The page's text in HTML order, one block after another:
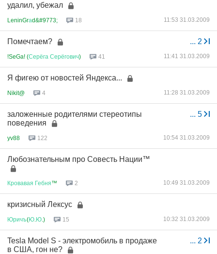
удалил, убежал
LeninGrаd&#9773; 18 11:53 31.03.2009
... 2
Помечтаем?
!SeGa! (Серёга Серёгович) 41 11:41 31.03.2009
Я фигею от новостей Яндекса...
Nikit@ 4 11:28 31.03.2009
... 5
заложенные родителями стереотипы
поведения
yv88 122 10:54 31.03.2009
Любознательным про Совесть Нации™
Кровавая Гебня™ 2 10:49 31.03.2009
кризисный Лексус
Юричъ(Ю Ю .) 15 10:32 31.03.2009
... 2
Tesla Model S - электромобиль в продаже
в США, гон не?